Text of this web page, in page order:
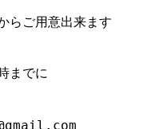
らご用意出来ます
までに